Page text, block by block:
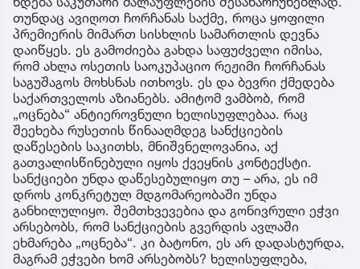
თუნდაც ავიღოთ ჩორჩანას საქმე, როცა ყოფილი
პრემიერის მიმართ სისხლის სამართლის დევნა
დაიწყეს. ეს გამოძიება გახდა საფუძველი იმისა,
რომ ახლა ოსეთის საოკუპაციო რეჟიმი ჩორჩანას
საგუშაგოს მოხსნას ითხოვს. ეს და ბევრი ქმედება
საქართველოს აზიანებს. ამიტომ ვამბობ, რომ
„ოცნება“ ანტიეროვნული ხელისუფლებაა. რაც
შეეხება რუსეთის წინააღმდეგ სანქციების
დაწესების საკითხს, მნიშვნელოვანია, აქ
გათვალისწინებული იყოს ქვეყნის კონტექსტი.
სანქციები უნდა დაწესებულიყო თუ – არა, ეს იმ
დროს კონკრეტულ მდგომარეობაში უნდა
განხილულიყო. შემთხვევებია და გონივრული ეჭვი
არსებობს, რომ სანქციების გვერდის ავლაში
ეხმარება „ოცნება“. კი ბატონო, ეს არ დადასტურდა,
მაგრამ ეჭვები ხომ არსებობს? ხელისუფლება,